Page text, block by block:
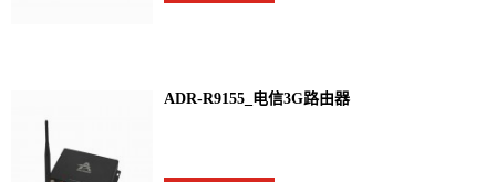
ADR-R9155_电信3G路由器